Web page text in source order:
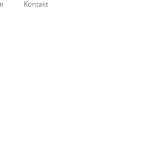
Kontakt